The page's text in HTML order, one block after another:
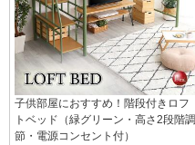
子供部屋におすすめ！階段付きロフ
トベッド（緑グリーン・高さ2段階調
節・電源コンセント付）